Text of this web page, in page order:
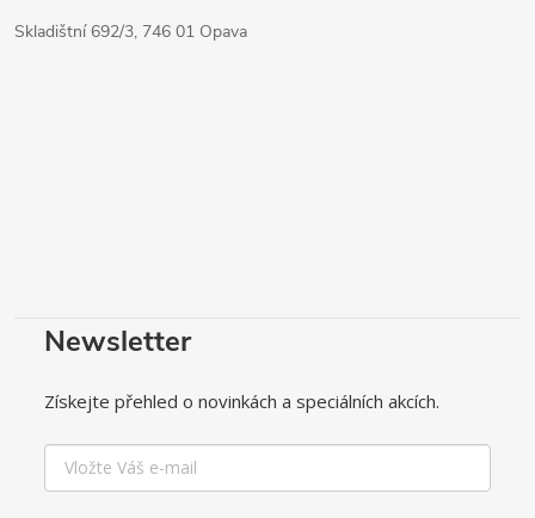
Skladištní 692/3, 746 01 Opava
Newsletter
Získejte přehled o novinkách a speciálních akcích.